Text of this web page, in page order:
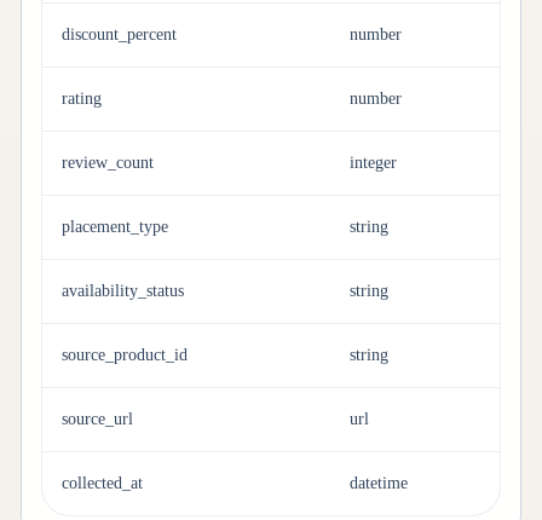
discount_percent number
rating number
review_count integer
placement_type string
availability_status string
source_product_id string
source_url url
collected_at datetime